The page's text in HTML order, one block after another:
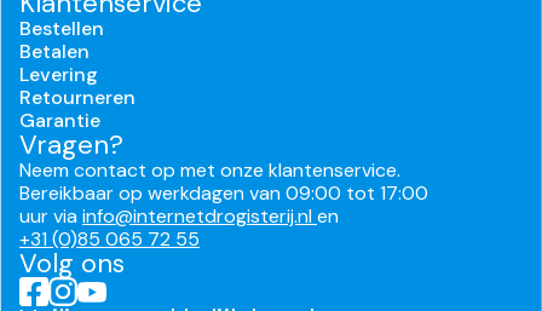
Bestellen
Betalen
Levering
Retourneren
Garantie
Vragen?
Neem contact op met onze klantenservice.
Bereikbaar op werkdagen van 09:00 tot 17:00
uur viainfo@internetdrogisterij.nlen
+31 (0)85 065 72 55
Volg ons